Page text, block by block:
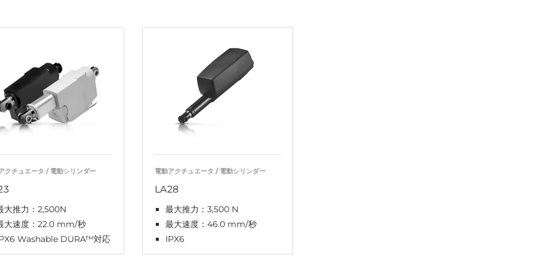
クチュエータ / 電動シリンダー
大推力：2,500N
大速度：22.0 mm/秒
Washable DURA™対応
電動アクチュエータ / 電動シリンダー
LA28
最大推力：3,500 N
最大速度：46.0 mm/秒
IPX6